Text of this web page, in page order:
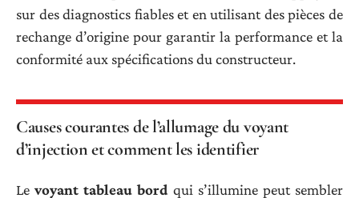
sur des diagnostics fiables et en utilisant des pièces de
rechange d’origine pour garantir la performance et la
conformité aux spécifications du constructeur.
Causes courantes de l’allumage du voyant
d’injection et comment les identifier
Levoyant tableau bord qui s’illumine peut sembler